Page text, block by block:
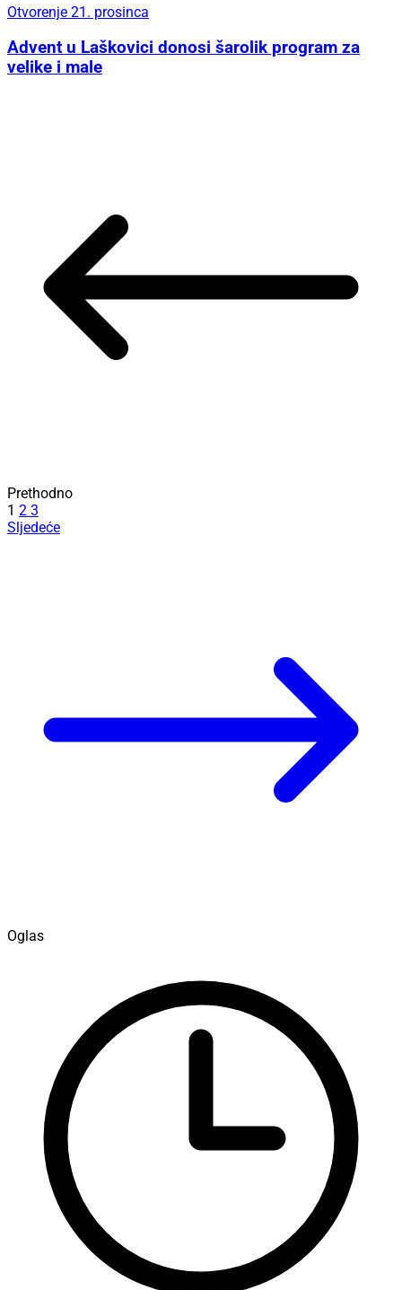
Otvorenje 21. prosinca
Advent u Laškovici donosi šarolik program za
velike i male
Prethodno
1 2 3
Sljedeće
Oglas